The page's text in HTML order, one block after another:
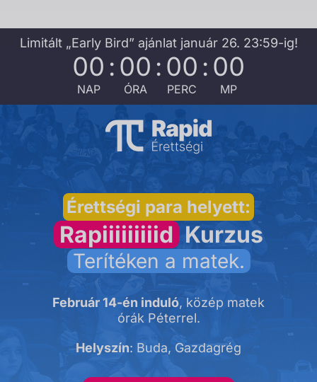
to
content
Limitált „Early Bird” ajánlat január 26. 23:59-ig!
00
NAP
: 00
ÓRA
: 00
PERC
: 00
MP
Érettségi para helyett:
Rapiiiiiiiiid Kurzus
Terítéken a matek.
Február 14-én induló, közép matek
órák Péterrel.
Helyszín: Buda, Gazdagrég